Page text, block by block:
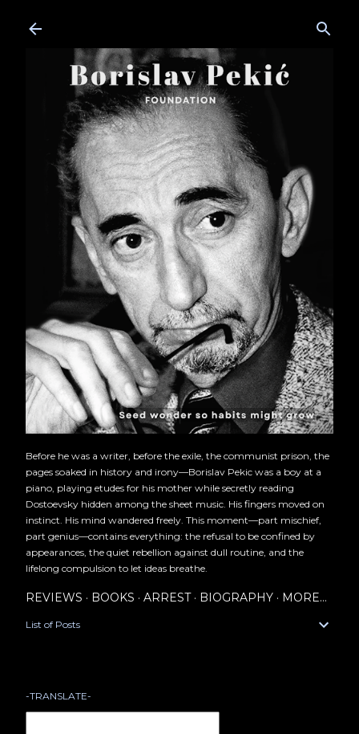
Before he was a writer, before the exile, the communist prison, the
pages soaked in history and irony—Borislav Pekic was a boy at a
piano, playing etudes for his mother while secretly reading
Dostoevsky hidden among the sheet music. His fingers moved on
instinct. His mind wandered freely. This moment—part mischief,
part genius—contains everything: the refusal to be confined by
appearances, the quiet rebellion against dull routine, and the
lifelong compulsion to let ideas breathe.
REVIEWS BOOKS ARREST BIOGRAPHY MORE…
List of Posts
-TRANSLATE-